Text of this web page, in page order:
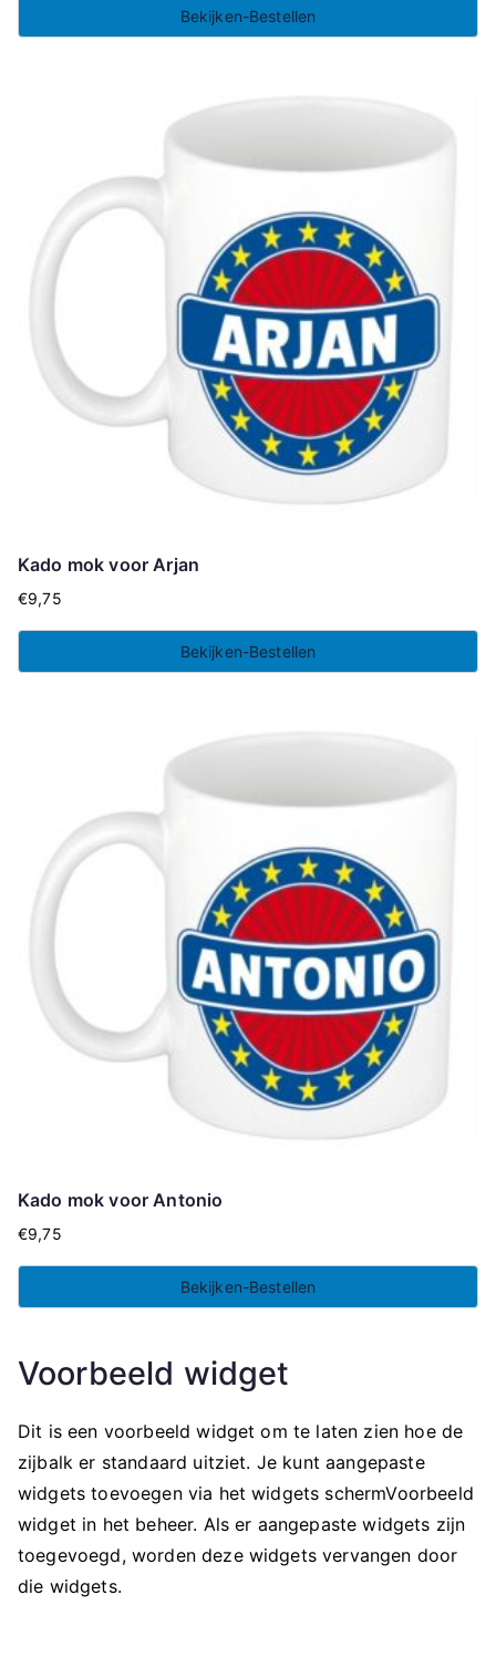
Bekijken-Bestellen
Kado mok voor Arjan
€9,75
Bekijken-Bestellen
Kado mok voor Antonio
€9,75
Bekijken-Bestellen
Voorbeeld widget
Dit is een voorbeeld widget om te laten zien hoe de
zijbalk er standaard uitziet. Je kunt aangepaste
widgets toevoegen via het widgets schermVoorbeeld
widget in het beheer. Als er aangepaste widgets zijn
toegevoegd, worden deze widgets vervangen door
die widgets.